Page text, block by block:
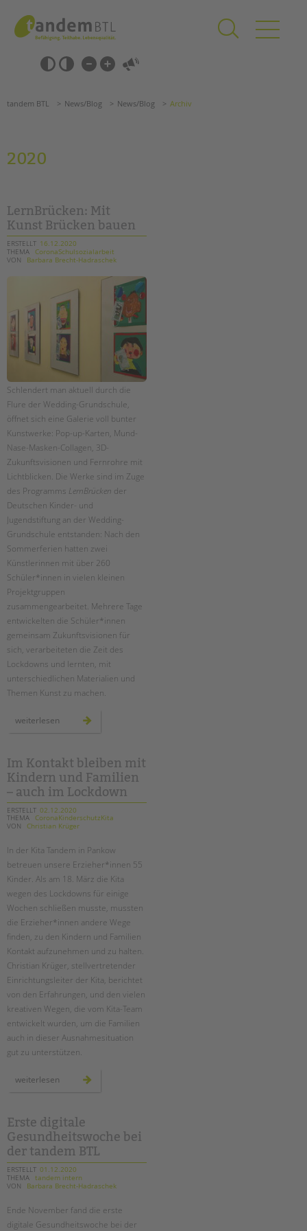
springen
Barrierefrei-
Einstellungen
überspringen
überspringen
Förderzentren
Kollegs
EFöB
Schulbezogene Sozialarbeit
Tagesgruppen
HILFEN ZUR ERZIEHUNG
EINGLIEDERUNGSHILFE
BETREUTES WOHNEN
TANDEM BTL AKADEMIE
Zertfikatskurse
Seminarkalender
Seminarräume
STADTTEILARBEIT
PROFIL | LEITBILD
Bereiche im Überblick
Kinder- und Jugendschutz
Unsere Videos
Gesellschafter VdK
schoolcoach BTL
tandem international
KARRIERE
Stellenangebote
tandem als Arbeitgeberin
PRESSE
Magazin
KONTAKT
Impressum
Datenschutz
Hinweisgebersystem
Intranet
tandem BTL News/Blog News/Blog Archiv
2020
LernBrücken: Mit
Kunst Brücken bauen
ERSTELLT 16.12.2020
THEMA CoronaSchulsozialarbeit
VON
Barbara Brecht-Hadraschek
Schlendert man aktuell durch die
Flure der Wedding-Grundschule,
öffnet sich eine Galerie voll bunter
Kunstwerke: Pop-up-Karten, Mund-
Nase-Masken-Collagen, 3D-
Zukunftsvisionen und Fernrohre mit
Lichtblicken. Die Werke sind im Zuge
des Programms LernBrücken der
Deutschen Kinder- und
Jugendstiftung an der Wedding-
Grundschule entstanden: Nach den
Sommerferien hatten zwei
Künstlerinnen mit über 260
Schüler*innen in vielen kleinen
Projektgruppen
zusammengearbeitet. Mehrere Tage
entwickelten die Schüler*innen
gemeinsam Zukunftsvisionen für
sich, verarbeiteten die Zeit des
Lockdowns und lernten, mit
unterschiedlichen Materialien und
Themen Kunst zu machen.
weiterlesen lernbrücken:
Im Kontakt bleiben mit
Kindern und Familien
– auch im Lockdown
ERSTELLT 02.12.2020
THEMA CoronaKinderschutzKita
VON
Christian Krüger
In der Kita Tandem in Pankow
betreuen unsere Erzieher*innen 55
Kinder. Als am 18. März die Kita
wegen des Lockdowns für einige
Wochen schließen musste, mussten
die Erzieher*innen andere Wege
finden, zu den Kindern und Familien
Kontakt aufzunehmen und zu halten.
Christian Krüger, stellvertretender
Einrichtungsleiter der Kita, berichtet
von den Erfahrungen, und den vielen
kreativen Wegen, die vom Kita-Team
entwickelt wurden, um die Familien
auch in dieser Ausnahmesituation
gut zu unterstützen.
weiterlesen
kontakt
und
familien
–
auch
im
lockdown
Erste digitale
Gesundheitswoche bei
der tandem BTL
ERSTELLT 01.12.2020
THEMA tandem intern
VON
Barbara Brecht-Hadraschek
Ende November fand die erste
digitale Gesundheitswoche bei der